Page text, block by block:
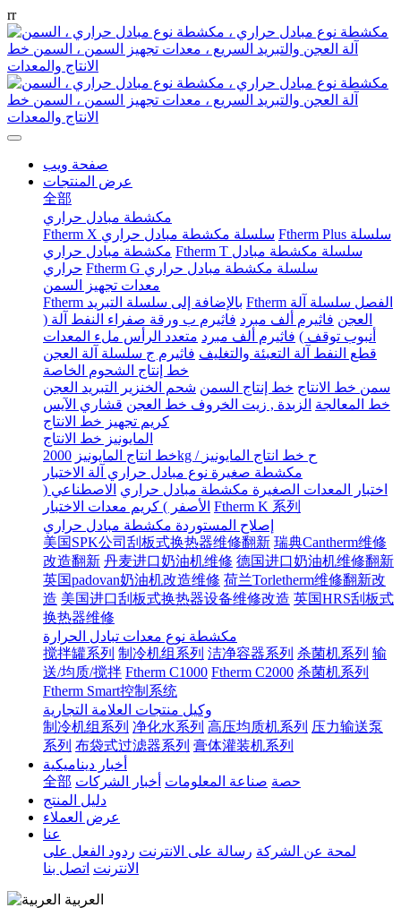
rr
صفحة ويب
عرض المنتجات
全部
مكشطة مبادل حراري
Ftherm X سلسلة مكشطة مبادل حراري Ftherm Plus سلسلة
مكشطة مبادل حراري Ftherm T سلسلة مكشطة مبادل
حراري
Ftherm G سلسلة مكشطة مبادل حراري
معدات تجهيز السمن
Ftherm بالإضافة إلى سلسلة التبريد Ftherm الفصل سلسلة آلة
العجن فاثيرم ألف مبرد فاثيرم ب ورقة صفراء النفط آلة (
أنبوب توقف ) فاثيرم ألف مبرد متعدد الرأس ملء المعدات
قطع النفط آلة التعبئة والتغليف فاثيرم ج سلسلة آلة العجن
خط إنتاج الشحوم الخاصة
سمن خط الانتاج خط إنتاج السمن شحم الخنزير التبريد العجن
خط المعالجة الزبدة , زيت الخروف خط العجن قشاري الآيس
كريم تجهيز خط الانتاج
المايونيز خط الانتاج
خط انتاج المايونيز
2000kg / ح خط انتاج المايونيز
مكشطة صغيرة نوع مبادل حراري آلة الاختبار
اختبار المعدات الصغيرة مكشطة مبادل حراري الاصطناعي (
الأصفر ) كريم معدات الاختبار Ftherm K 系列
إصلاح المستوردة مكشطة مبادل حراري
美国SPK公司刮板式换热器维修翻新 瑞典Cantherm维修
改造翻新 丹麦进口奶油机维修 德国进口奶油机维修翻新
英国padovan奶油机改造维修 荷兰Torletherm维修翻新改
造 美国进口刮板式换热器设备维修改造 英国HRS刮板式
换热器维修
مكشطة نوع معدات تبادل الحرارة
搅拌罐系列 制冷机组系列 洁净容器系列 杀菌机系列 输
送/均质/搅拌 Ftherm C1000 Ftherm C2000 杀菌机系列
Ftherm Smart控制系统
وكيل منتجات العلامة التجارية
制冷机组系列 净化水系列 高压均质机系列 压力输送泵
系列 布袋式过滤器系列 膏体灌装机系列
أخبار ديناميكية
全部
حصة صناعة المعلومات أخبار الشركات
دليل المنتج
عرض العملاء
عنا
لمحة عن الشركة رسالة على الانترنت ردود الفعل على
الانترنت اتصل بنا
العربية